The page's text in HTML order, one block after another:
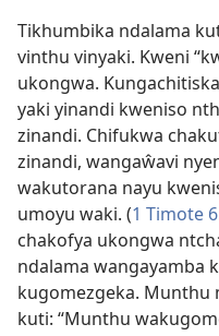
Tikhumbika ndalama
vinthu vinyaki. Kweni
ukongwa.
yaki yinandi kweniso
zinandi. Chifukwa
zinandi, wangaŵavi
wakutorana nayu
umoyu waki. (1 Timote
chakofya ukongwa
ndalama wangayamba
kugomezgeka. Munthu
kuti: “Munthu